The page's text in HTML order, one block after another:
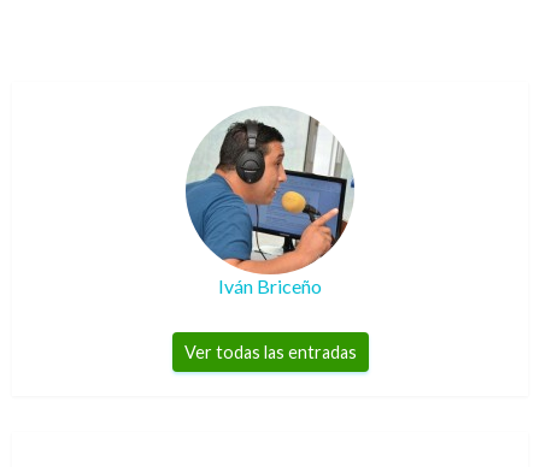
Iván Briceño
Ver todas las entradas